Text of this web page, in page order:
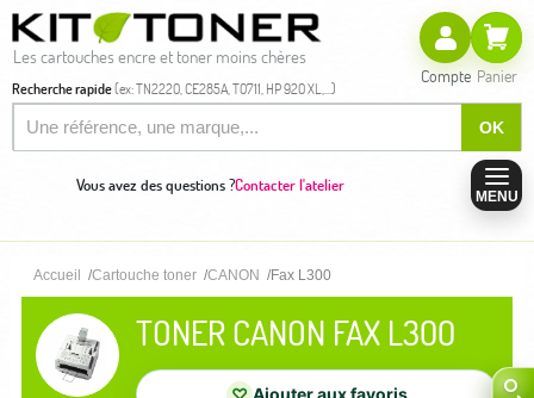
Les cartouches encre et toner moins chères
Recherche rapide(ex: TN2220, CE285A, T0711, HP 920 XL,...)
OK
Compte Panier
Vous avez des questions ?Contacter l'atelier
MENU
Accueil Cartouche toner CANON Fax L300
TONER CANON FAX L300
♡ Ajouter aux favoris